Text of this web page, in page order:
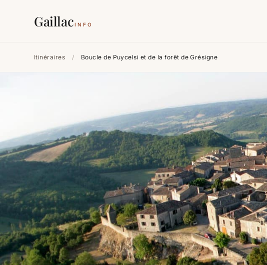
GaillacINFO
Itinéraires / Boucle de Puycelsi et de la forêt de Grésigne